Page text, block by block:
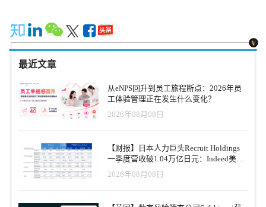
最近文章
从eNPS回升到员工旅程断点：2026年员
工体验管理正在发生什么变化？
2026年08月08日
【财报】日本人力巨头Recruit Holdings
一季度营收破1.04万亿日元：Indeed美国
收入逆势增长30%，AI招聘推动利润率升
至47.4%
2026年08月08日